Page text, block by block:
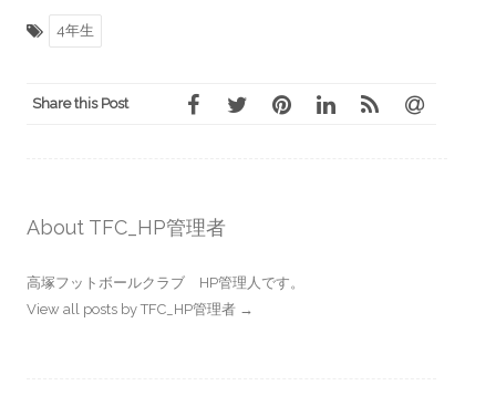
4年生
Share this Post
About TFC_HP管理者
高塚フットボールクラブ HP管理人です。
View all posts by TFC_HP管理者 →